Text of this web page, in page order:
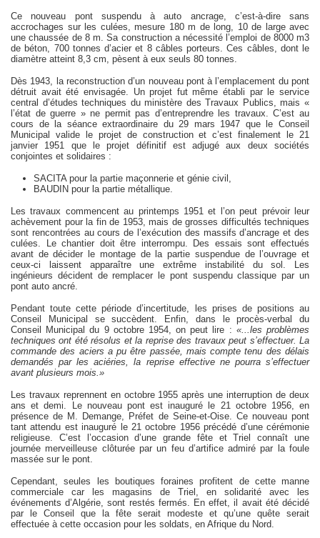
Ce nouveau pont suspendu à auto ancrage, c’est-à-dire sans
accrochages sur les culées, mesure 180 m de long, 10 de large avec
une chaussée de 8 m. Sa construction a nécessité l’emploi de 8000 m3
de béton, 700 tonnes d’acier et 8 câbles porteurs. Ces câbles, dont le
diamètre atteint 8,3 cm, pèsent à eux seuls 80 tonnes.
Dès 1943, la reconstruction d’un nouveau pont à l’emplacement du pont
détruit avait été envisagée. Un projet fut même établi par le service
central d’études techniques du ministère des Travaux Publics, mais «
l’état de guerre » ne permit pas d’entreprendre les travaux. C’est au
cours de la séance extraordinaire du 29 mars 1947 que le Conseil
Municipal valide le projet de construction et c’est finalement le 21
janvier 1951 que le projet définitif est adjugé aux deux sociétés
conjointes et solidaires :
SACITA pour la partie maçonnerie et génie civil,
BAUDIN pour la partie métallique.
Les travaux commencent au printemps 1951 et l’on peut prévoir leur
achèvement pour la fin de 1953, mais de grosses difficultés techniques
sont rencontrées au cours de l’exécution des massifs d’ancrage et des
culées. Le chantier doit être interrompu. Des essais sont effectués
avant de décider le montage de la partie suspendue de l’ouvrage et
ceux-ci laissent apparaître une extrême instabilité du sol. Les
ingénieurs décident de remplacer le pont suspendu classique par un
pont auto ancré.
Pendant toute cette période d’incertitude, les prises de positions au
Conseil Municipal se succèdent. Enfin, dans le procès-verbal du
Conseil Municipal du 9 octobre 1954, on peut lire : «...les problèmes
techniques ont été résolus et la reprise des travaux peut s’effectuer. La
commande des aciers a pu être passée, mais compte tenu des délais
demandés par les aciéries, la reprise effective ne pourra s’effectuer
avant plusieurs mois.»
Les travaux reprennent en octobre 1955 après une interruption de deux
ans et demi. Le nouveau pont est inauguré le 21 octobre 1956, en
présence de M. Demange, Préfet de Seine-et-Oise. Ce nouveau pont
tant attendu est inauguré le 21 octobre 1956 précédé d’une cérémonie
religieuse. C’est l’occasion d’une grande fête et Triel connaît une
journée merveilleuse clôturée par un feu d’artifice admiré par la foule
massée sur le pont.
Cependant, seules les boutiques foraines profitent de cette manne
commerciale car les magasins de Triel, en solidarité avec les
événements d’Algérie, sont restés fermés. En effet, il avait été décidé
par le Conseil que la fête serait modeste et qu’une quête serait
effectuée à cette occasion pour les soldats, en Afrique du Nord.